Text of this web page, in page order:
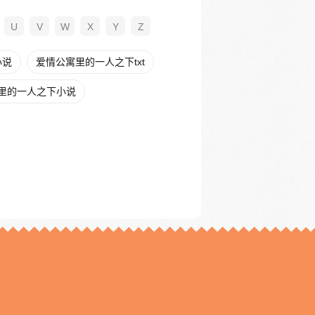
U V W X Y Z
爱情公寓里的一人之下txt
的一人之下小说